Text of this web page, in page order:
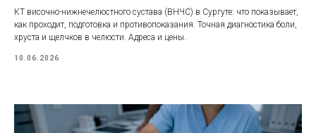
КТ височно-нижнечелюстного сустава (ВНЧС) в Сургуте: что показывает,
как проходит, подготовка и противопоказания. Точная диагностика боли,
хруста и щелчков в челюсти. Адреса и цены.
10.06.2026